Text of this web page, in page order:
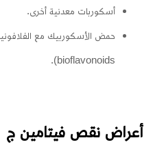
أسكوربات معدنية أخرى.
حمض الأسكوربيك مع
bioflavonoids).
أعراض نقص فيتامين ج